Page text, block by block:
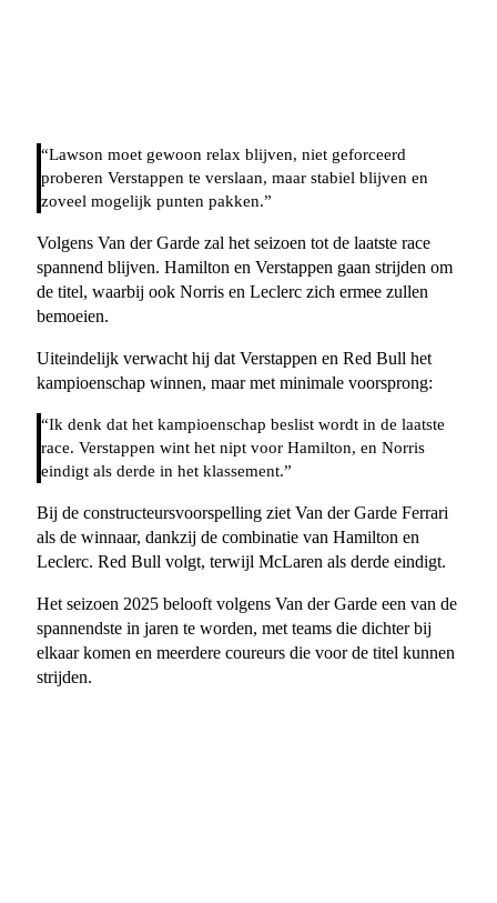
“Lawson moet gewoon relax blijven, niet geforceerd
proberen Verstappen te verslaan, maar stabiel blijven en
zoveel mogelijk punten pakken.”
Volgens Van der Garde zal het seizoen tot de laatste race
spannend blijven. Hamilton en Verstappen gaan strijden om
de titel, waarbij ook Norris en Leclerc zich ermee zullen
bemoeien.
Uiteindelijk verwacht hij dat Verstappen en Red Bull het
kampioenschap winnen, maar met minimale voorsprong:
“Ik denk dat het kampioenschap beslist wordt in de laatste
race. Verstappen wint het nipt voor Hamilton, en Norris
eindigt als derde in het klassement.”
Bij de constructeursvoorspelling ziet Van der Garde Ferrari
als de winnaar, dankzij de combinatie van Hamilton en
Leclerc. Red Bull volgt, terwijl McLaren als derde eindigt.
Het seizoen 2025 belooft volgens Van der Garde een van de
spannendste in jaren te worden, met teams die dichter bij
elkaar komen en meerdere coureurs die voor de titel kunnen
strijden.